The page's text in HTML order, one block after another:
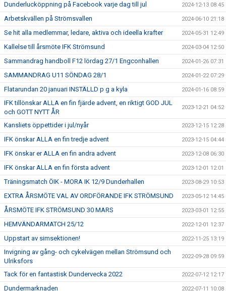
Dunderlucköppning på Facebook varje dag till jul 2024-12-13 08:45
Arbetskvällen på Strömsvallen 2024-06-10 21:18
Se hit alla medlemmar, ledare, aktiva och ideella krafter 2024-05-31 12:49
Kallelse till årsmöte IFK Strömsund 2024-03-04 12:50
Sammandrag handboll F12 lördag 27/1 Engconhallen 2024-01-26 07:31
SAMMANDRAG U11 SÖNDAG 28/1 2024-01-22 07:29
Flatarundan 20 januari INSTÄLLD p g a kyla 2024-01-16 08:59
IFK tillönskar ALLA en fin fjärde advent, en riktigt GOD JUL
och GOTT NYTT ÅR
2023-12-21 04:52
Kansliets öppettider i jul/nyår 2023-12-15 12:28
IFK önskar ALLA en fin tredje advent 2023-12-15 04:44
IFK önskar er ALLA en fin andra advent 2023-12-08 06:30
IFK önskar ALLA en fin första advent 2023-12-01 12:01
Träningsmatch ÖIK - MORA IK 12/9 Dunderhallen 2023-08-29 10:53
EXTRA ÅRSMÖTE VAL AV ORDFÖRANDE IFK STRÖMSUND 2023-05-12 14:45
ÅRSMÖTE IFK STRÖMSUND 30 MARS 2023-03-01 12:55
HEMVÄNDARMATCH 25/12 2022-12-01 12:37
Uppstart av simsektionen! 2022-11-25 13:19
Invigning av gång- och cykelvägen mellan Strömsund och
Ulriksfors
2022-09-28 09:59
Tack för en fantastisk Dundervecka 2022 2022-07-12 12:17
Dundermarknaden 2022-07-11 10:08